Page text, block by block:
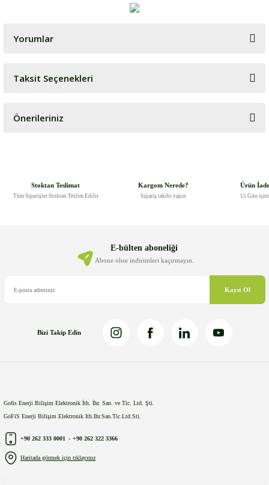
Yorumlar
Bu ürüne ilk yorumu siz yapın!
Taksit Seçenekleri
Önerileriniz
Ürün bilgilerinde hatalar bulunuyor.
Ürün fiyatı diğer sitelerden daha pahalı.
Stoktan Teslimat
Tüm Siparişler Stoktan Teslim Edilir
Kargom Nerede?
Sipariş takibi yapın
Ürün
15 Gün
E-bülten aboneliği
Abone olun indirimleri kaçırmayın.
Kayıt Ol
Bizi Takip Edin
Gofis Enerji Bilişim Elektronik İth. İhr. San. ve Tic. Ltd. Şti.
GoFiS Enerji Bilişim Elektronik Ith.Ihr.San.Tic.Ltd.Sti.
+90 262 333 0001 - +90 262 322 3366
Haritada görmek için tıklayınız